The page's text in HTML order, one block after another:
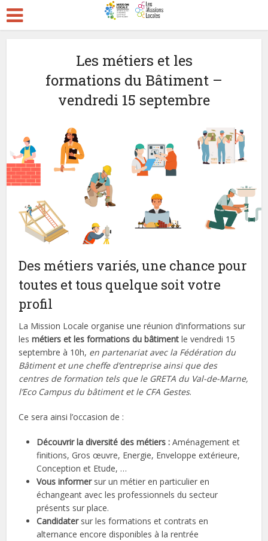
Les métiers et les
formations du Bâtiment –
vendredi 15 septembre
Des métiers variés, une chance pour
toutes et tous quelque soit votre
profil
La Mission Locale organise une réunion d’informations sur
lesmétiers et les formations du bâtimentle vendredi 15
septembre à 10h, en partenariat avec la Fédération du
Bâtiment et une cheffe d’entreprise ainsi que des
centres de formation tels que le GRETA du Val-de-Marne,
l’Eco Campus du bâtiment et le CFA Gestes.
Ce sera ainsi l’occasion de :
Découvrir la diversité des métiers :Aménagement et
finitions, Gros œuvre, Energie, Enveloppe extérieure,
Conception et Etude, …
Vous informersur un métier en particulier en
échangeant avec les professionnels du secteur
présents sur place.
Candidatersur les formations et contrats en
alternance encore disponibles à la rentrée